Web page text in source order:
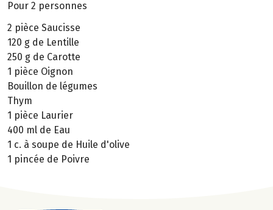
Pour 2 personnes
2 pièce Saucisse
120 g de Lentille
250 g de Carotte
1 pièce Oignon
Bouillon de légumes
Thym
1 pièce Laurier
400 ml de Eau
1 c. à soupe de Huile d'olive
1 pincée de Poivre